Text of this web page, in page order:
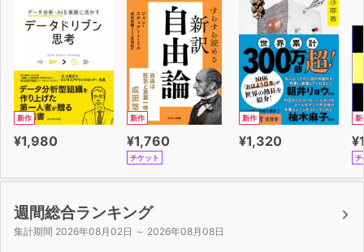
新作
¥1,980
新作
¥1,760
チケット
新作
¥1,320
新
チ
週間総合ランキング
集計期間 2026年08月02日 ～ 2026年08月08日